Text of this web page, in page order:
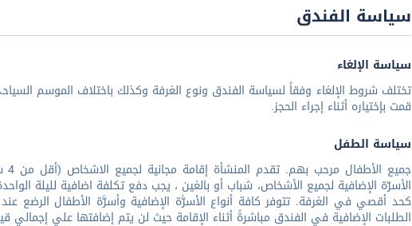
سياسة الفندق
سياسة الإلغاء
تختلف شروط الإلغاء وفقاً لسياسة الفندق ونوع الغرفة وكذلك باختلاف الموسم
قمت بإختياره أثناء إجراء الحجز.
سياسة الطفل
الأسرّة الإضافية لجميع الأشخاص، شباب أو بالغين ، يجب دفع تكلفة اضافية لليلة
كحد أقصي في الغرفة. تتوفر كافة أنواع الأسرَّة الإضافية وأسرَّة الأطفال الرضع
الطلبات الإضافية في الفندق مباشرةً أثناء الإقامة حيث لن يتم إضافتها علي إجمالي